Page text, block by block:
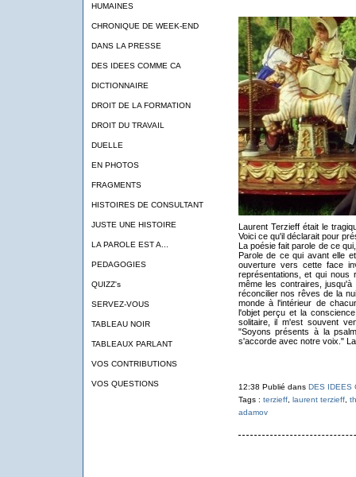
HUMAINES
CHRONIQUE DE WEEK-END
DANS LA PRESSE
DES IDEES COMME CA
DICTIONNAIRE
DROIT DE LA FORMATION
DROIT DU TRAVAIL
DUELLE
EN PHOTOS
FRAGMENTS
HISTOIRES DE CONSULTANT
JUSTE UNE HISTOIRE
LA PAROLE EST A...
PEDAGOGIES
QUIZZ's
SERVEZ-VOUS
TABLEAU NOIR
TABLEAUX PARLANT
VOS CONTRIBUTIONS
VOS QUESTIONS
Laurent Terzieff était le
Voici ce qu'il déclarait pour
La poésie fait parole de ce
Parole de ce qui avant elle
ouverture vers cette face
représentations, et qui
même les contraires,
réconcilier nos rêves de la
monde à l'intérieur de
l'objet perçu et la
solitaire, il m'est souvent
"Soyons présents à la
s'accorde avec notre voix."
12:38 Publié dans DES IDEES
Tags : terzieff, laurent terzieff,
adamov